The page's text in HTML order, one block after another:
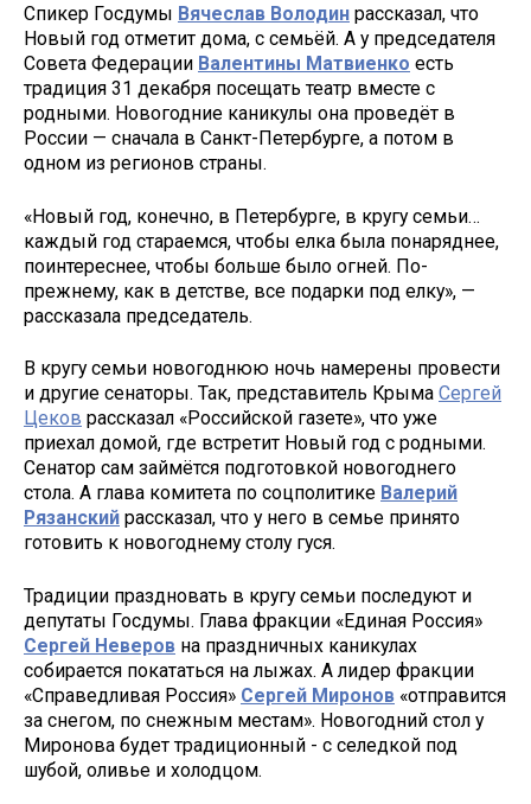
Спикер Госдумы Вячеслав Володин рассказал, что
Новый год отметит дома, с семьёй. А у председателя
Совета Федерации Валентины Матвиенко есть
традиция 31 декабря посещать театр вместе с
родными. Новогодние каникулы она проведёт в
России — сначала в Санкт-Петербурге, а потом в
одном из регионов страны.
«Новый год, конечно, в Петербурге, в кругу семьи…
каждый год стараемся, чтобы елка была понаряднее,
поинтереснее, чтобы больше было огней. По-
прежнему, как в детстве, все подарки под елку», —
рассказала председатель.
В кругу семьи новогоднюю ночь намерены провести
и другие сенаторы. Так, представитель Крыма Сергей
Цеков рассказал «Российской газете», что уже
приехал домой, где встретит Новый год с родными.
Сенатор сам займётся подготовкой новогоднего
стола. А глава комитета по соцполитике Валерий
Рязанский рассказал, что у него в семье принято
готовить к новогоднему столу гуся.
Традиции праздновать в кругу семьи последуют и
депутаты Госдумы. Глава фракции «Единая Россия»
Сергей Неверов на праздничных каникулах
собирается покататься на лыжах. А лидер фракции
«Справедливая Россия» Сергей Миронов «отправится
за снегом, по снежным местам». Новогодний стол у
Миронова будет традиционный - с селедкой под
шубой, оливье и холодцом.